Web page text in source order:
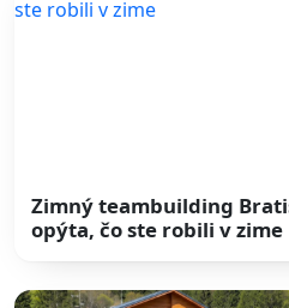
Zimný teambuilding
opýta, čo ste robili v zime